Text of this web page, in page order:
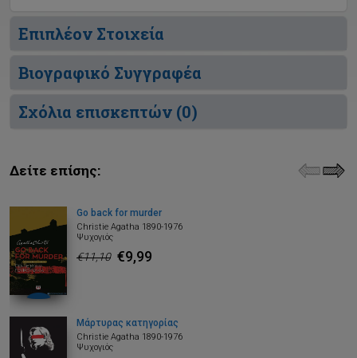
Επιπλέον Στοιχεία
Βιογραφικό Συγγραφέα
Σχόλια επισκεπτών (0)
Δείτε επίσης:
Go back for murder
Christie Agatha 1890-1976
Ψυχογιός
€11,10 €9,99
Μάρτυρας κατηγορίας
Christie Agatha 1890-1976
Ψυχογιός